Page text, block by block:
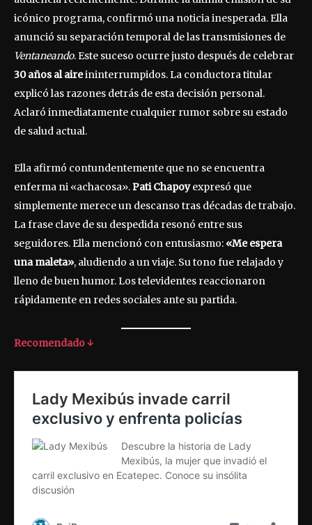
icónico programa, confirmó una noticia inesperada. Ella
anunció su separación temporal de las transmisiones de
Ventaneando. Este suceso ocurre justo después de celebrar
30 años al aireininterrumpidos. La conductora titular
explicó las razones detrás de esta decisión personal.
Aclaró inmediatamente cualquier rumor sobre su estado
de salud actual.
Ella afirmó contundentemente que no se encuentra
enferma ni «achacosa».Pati Chapoyexpresó que
simplemente merece un descanso tras décadas de trabajo.
La frase clave de su despedida resonó entre sus
seguidores. Ella mencionó con entusiasmo: «Me espera
una maleta», aludiendo a un viaje. Su tono fue relajado y
lleno de buen humor. Los televidentes reaccionaron
rápidamente en redes sociales ante su partida.
Recomendado ↓